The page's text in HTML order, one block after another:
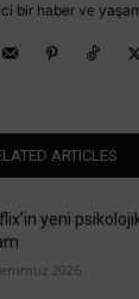
bir haber ve
ARTICLES
yeni
2026